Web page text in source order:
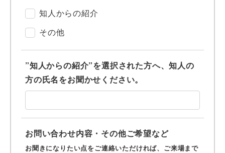
知人からの紹介
その他
”知人からの紹介”を選択された方へ、知人の
方の氏名をお聞かせください。
お問い合わせ内容・その他ご希望など
お聞きになりたい点をご連絡いただければ、ご来場まで